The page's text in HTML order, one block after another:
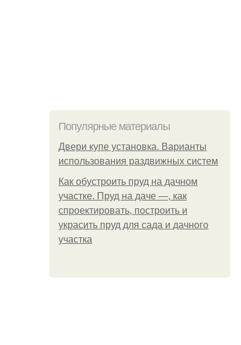
Популярные материалы
Двери купе установка. Варианты
использования раздвижных систем
Как обустроить пруд на дачном
участке. Пруд на даче —, как
спроектировать, построить и
украсить пруд для сада и дачного
участка